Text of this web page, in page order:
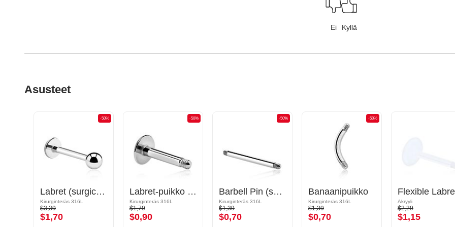
Ei Kyllä
Asusteet
-50%
Labret (surgical steel, silver, shiny finish)
Kirurginteräs 316L
$3,39
$1,70
-50%
Labret-puikko (kirurginen teräs, hopea, kiiltävä pinta)
Kirurginteräs 316L
$1,79
$0,90
-50%
Barbell Pin (surgical steel, silver, shiny finish)
Kirurginteräs 316L
$1,39
$0,70
-50%
Banaanipuikko
Kirurginteräs 316L
$1,39
$0,70
Akryyli
$2,29
$1,15